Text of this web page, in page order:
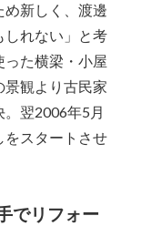
め新しく、渡邊
しれない」と考
った横梁・小屋
観より古民家
翌2006年5月
をスタートさせ
でリフォー